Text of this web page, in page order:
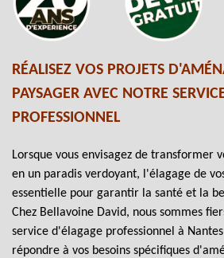
RÉALISEZ VOS PROJETS
PAYSAGER AVEC NOTRE
PROFESSIONNEL
Lorsque vous envisagez de transformer
en un paradis verdoyant, l'élagage de
essentielle pour garantir la santé et la
Chez Bellavoine David, nous sommes
service d'élagage professionnel à
répondre à vos besoins spécifiques